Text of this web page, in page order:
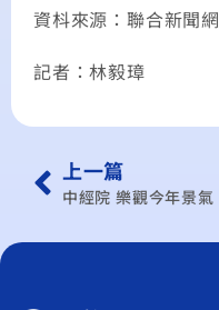
資枓來源：聯合新聞網
記者：林毅璋
上一篇
中經院 樂觀今年景氣